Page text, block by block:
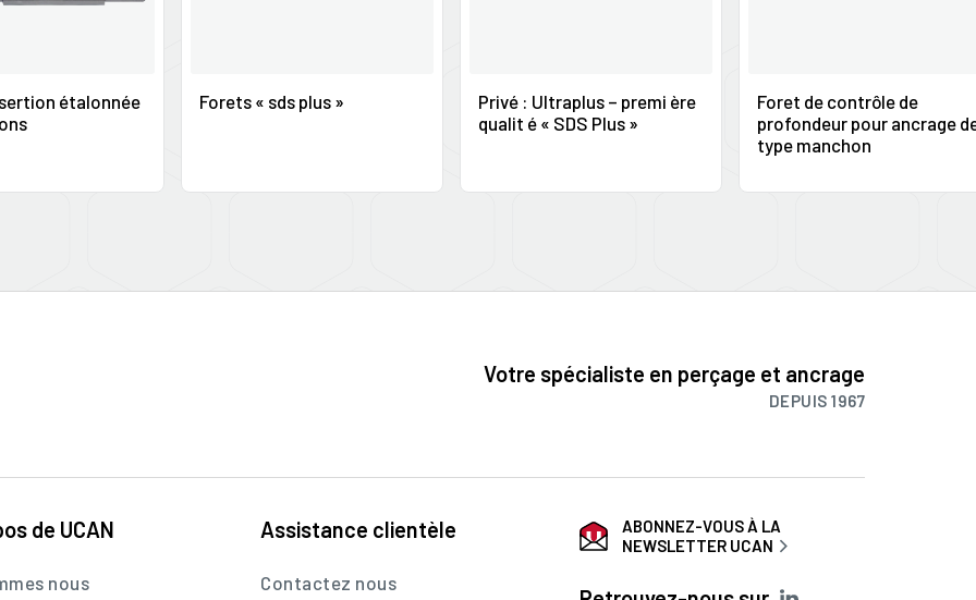
étalonnée
Forets « sds plus »
Privé : Ultraplus – premi ère
qualit é « SDS Plus »
Foret de contrôle de
profondeur pour ancrage
type manchon
Votre spécialiste en perçage et ancrage
DEPUIS 1967
de UCAN
nous
Assistance clientèle
Contactez nous
ABONNEZ-VOUS À LA
NEWSLETTER UCAN